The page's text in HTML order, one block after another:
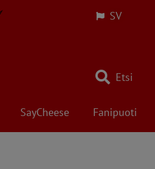
SV
Etsi
SayCheese Fanipuoti